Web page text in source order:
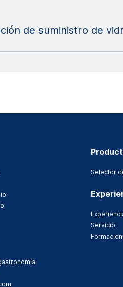
de suministro de
Selector
Servicio